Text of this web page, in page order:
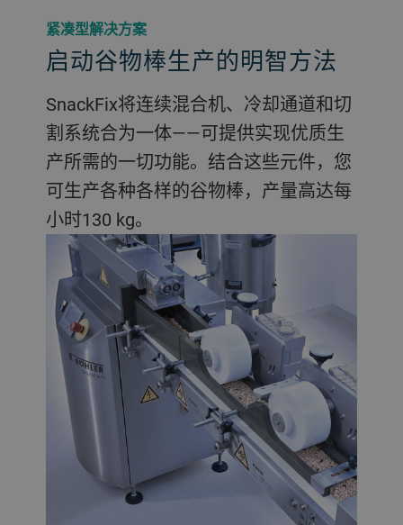
紧凑型解决方案
启动谷物棒生产的明智方法
SnackFix将连续混合机、冷却通道和切
割系统合为一体——可提供实现优质生
产所需的一切功能。结合这些元件，您
可生产各种各样的谷物棒，产量高达每
小时130 kg。